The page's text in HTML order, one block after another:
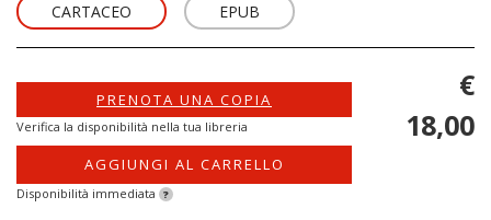
CARTACEO EPUB
PRENOTA UNA COPIA
Verifica la disponibilità nella tua libreria
AGGIUNGI AL CARRELLO
Disponibilità immediata ?
€
18,00